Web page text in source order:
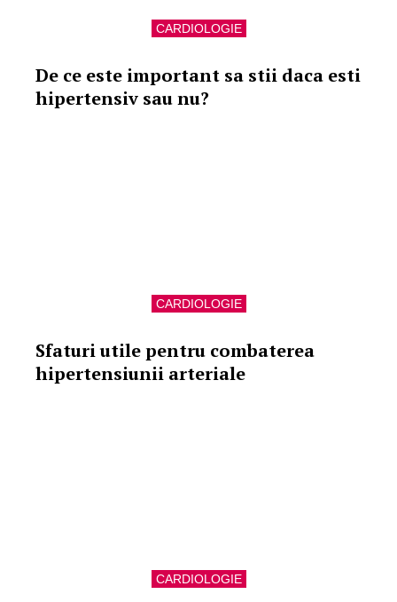
CARDIOLOGIE
De ce este important sa stii daca esti
hipertensiv sau nu?
CARDIOLOGIE
Sfaturi utile pentru combaterea
hipertensiunii arteriale
CARDIOLOGIE